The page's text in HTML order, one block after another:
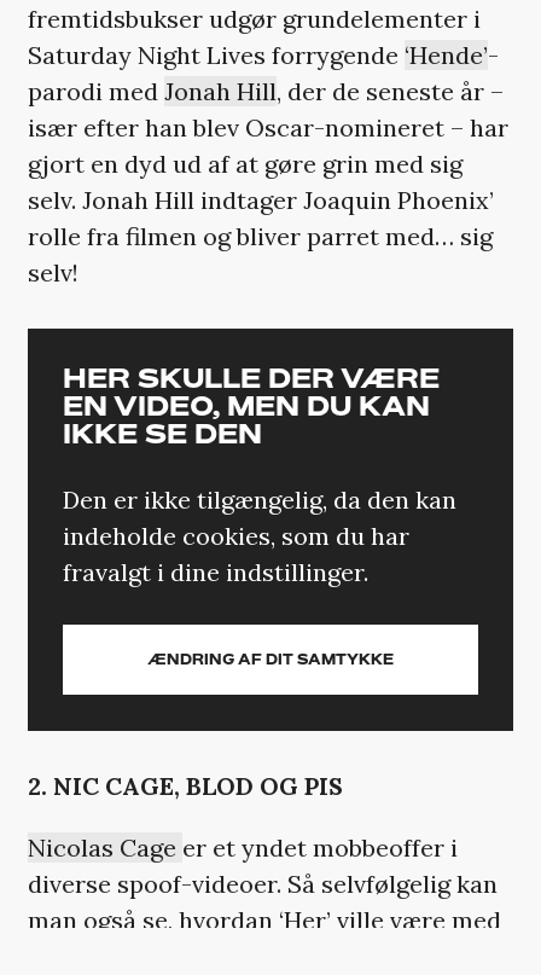
fremtidsbukser udgør grundelementer i
Saturday Night Lives forrygende ‘Hende’-
parodi med Jonah Hill, der de seneste år –
især efter han blev Oscar-nomineret – har
gjort en dyd ud af at gøre grin med sig
selv. Jonah Hill indtager Joaquin Phoenix’
rolle fra filmen og bliver parret med… sig
selv!
HER SKULLE DER VÆRE
EN VIDEO, MEN DU KAN
IKKE SE DEN
Den er ikke tilgængelig, da den kan
indeholde cookies, som du har
fravalgt i dine indstillinger.
ÆNDRING AF DIT SAMTYKKE
2. NIC CAGE, BLOD OG PIS
Nicolas Cage er et yndet mobbeoffer i
diverse spoof-videoer. Så selvfølgelig kan
man også se, hvordan ‘Her’ ville være med